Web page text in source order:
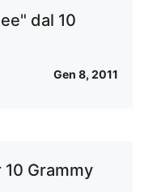
dal 10
Gen 8, 2011
Grammy